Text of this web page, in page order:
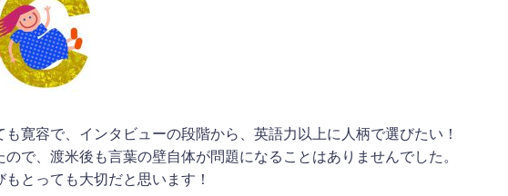
寛容で、インタビューの段階から、英語力以上に人柄で選びたい！
で、渡米後も言葉の壁自体が問題になることはありませんでした。
とっても大切だと思います！